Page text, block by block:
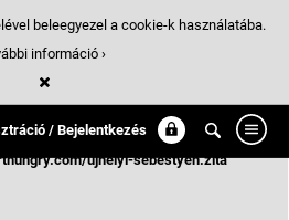
/ Bejelentkezés
Sebestyén Zita
Switzerland
ujhelyi-sebestyen.zita
beleegyezel a cookie-k használatába.
információ ›